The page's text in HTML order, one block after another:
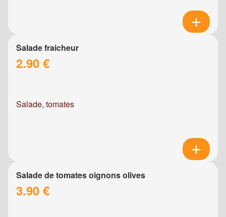
Salade fraicheur
2.90 €
Salade, tomates
Salade de tomates oignons olives
3.90 €